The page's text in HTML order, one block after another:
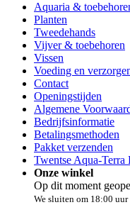
Aquaria &
Planten
Tweedehands
Vijver & toebehoren
Vissen
Voeding en
Contact
Openingstijden
Algemene
Bedrijfsinformatie
Betalingsmethoden
Pakket verzenden
Twentse Aqua-Terra
Onze winkel
Op dit moment
We sluiten om 18:00 uur